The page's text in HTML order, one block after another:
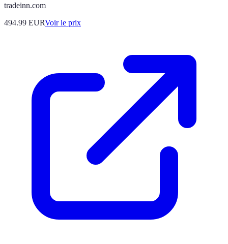
tradeinn.com
494.99 EURVoir le prix